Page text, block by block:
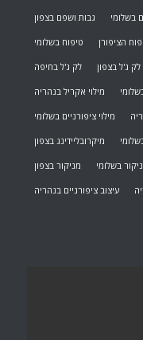
גבות ושפם בצפון בשלומי
טיפוח בשלומי הציפורן
לק ג'ל בחיפה לק ג'ל בצפון
מילוי אקריל בנהריה
מילוי ציפורניים בשלומי
מיקרובליידינג בצפון
מניקור בצפון בשלומי
עיצוב ציפורניים בנהריה